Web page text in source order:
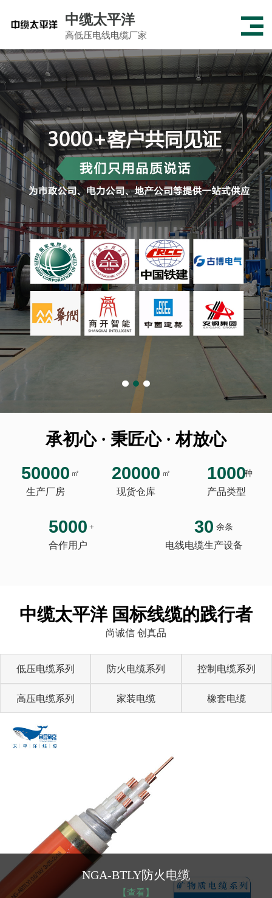
中缆太平洋
高低压电线电缆厂家
承初心 · 秉匠心 · 材放心
50000 ㎡
生产厂房
20000 ㎡
现货仓库
1000种
产品类型
5000 +
合作用户
30 余条
电线电缆生产设备
中缆太平洋 国标线缆的践行者
尚诚信 创真品
低压电缆系列 防火电缆系列 控制电缆系列
高压电缆系列 家装电缆 橡套电缆
NGA-BTLY防火电缆
【查看】